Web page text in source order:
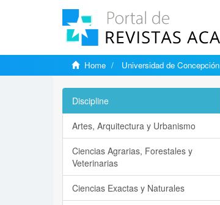
Home Universidad de Concepción
Discipline
Artes, Arquitectura y Urbanismo
Ciencias Agrarias, Forestales y
Veterinarias
Ciencias Exactas y Naturales